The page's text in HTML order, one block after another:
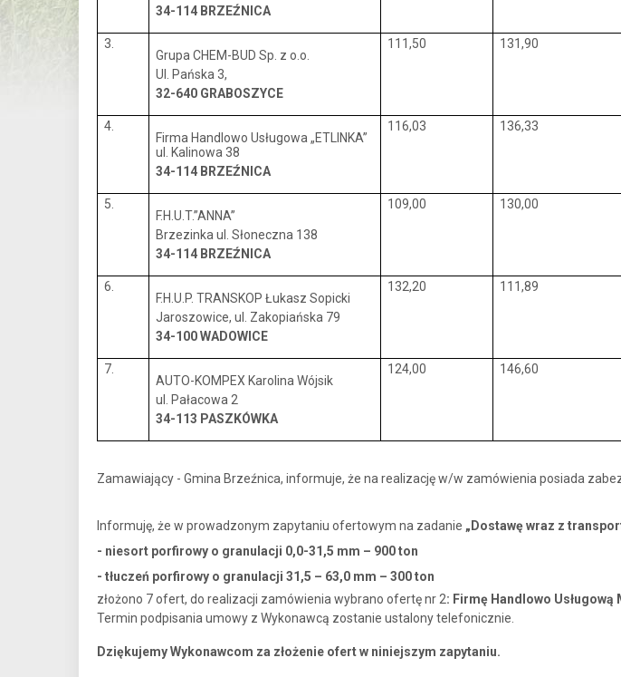
34-114 BRZEŹNICA
3.
Grupa CHEM-BUD Sp. z o.o.
Ul. Pańska 3,
32-640 GRABOSZYCE
111,50 131,90
4.
Firma Handlowo Usługowa „ETLINKA”
ul. Kalinowa 38
34-114 BRZEŹNICA
116,03 136,33
5.
F.H.U.T.”ANNA”
Brzezinka ul. Słoneczna 138
34-114 BRZEŹNICA
109,00 130,00
6.
F.H.U.P. TRANSKOP Łukasz Sopicki
Jaroszowice, ul. Zakopiańska 79
34-100 WADOWICE
132,20 111,89
7.
AUTO-KOMPEX Karolina Wójsik
ul. Pałacowa 2
34-113 PASZKÓWKA
124,00 146,60
Zamawiający - Gmina Brzeźnica, informuje, że na realizację w/w zamówienia posiada
Informuję, że w prowadzonym zapytaniu ofertowym na zadanie „Dostawę wraz z
- niesort porfirowy o granulacji 0,0-31,5 mm – 900 ton
- tłuczeń porfirowy o granulacji 31,5 – 63,0 mm – 300 ton
złożono 7 ofert, do realizacji zamówienia wybrano ofertę nr 2: Firmę Handlowo Usługową
Termin podpisania umowy z Wykonawcą zostanie ustalony telefonicznie.
Dziękujemy Wykonawcom za złożenie ofert w niniejszym zapytaniu.